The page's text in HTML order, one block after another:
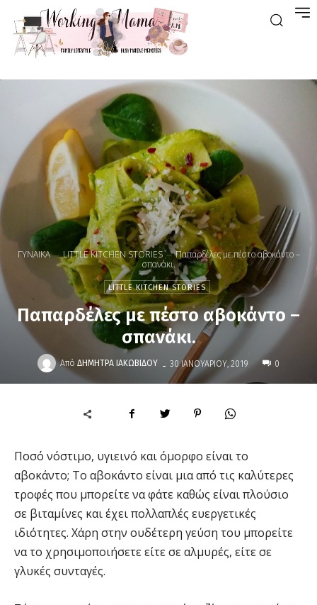
ΓΥΝΑΙΚΑ LITTLE KITCHEN STORIES
Παπαρδέλες με πέστο αβοκάντο –
σπανάκι.
LITTLE KITCHEN STORIES
Παπαρδέλες με πέστο αβοκάντο –
σπανάκι.
Από ΔΉΜΗΤΡΑ ΙΑΚΩΒΊΔΟΥ - 30 ΙΑΝΟΥΑΡΊΟΥ, 2019 0
Ποσό νόστιμο, υγιεινό και όμορφο είναι το
αβοκάντο; Το αβοκάντο είναι μια από τις καλύτερες
τροφές που μπορείτε να φάτε καθώς είναι πλούσιο
σε βιταμίνες και έχει πολλαπλές ευεργετικές
ιδιότητες. Χάρη στην ουδέτερη γεύση του μπορείτε
να το χρησιμοποιήσετε είτε σε αλμυρές, είτε σε
γλυκές συνταγές.